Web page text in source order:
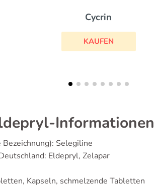
Informationen
Selegiline
Eldepryl, Zelapar
Kapseln, schmelzende Tabletten